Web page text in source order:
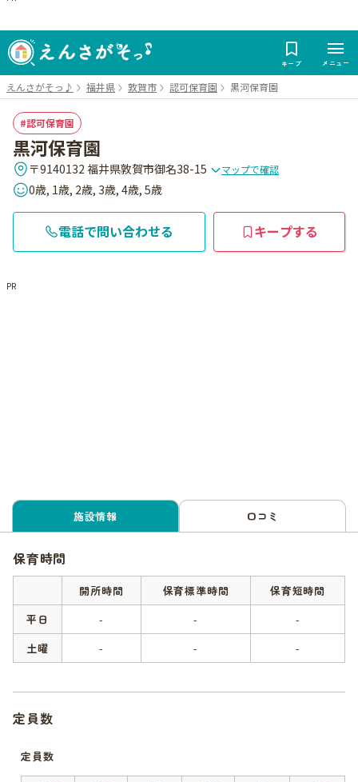
キープ メニュー
えんさがそっ♪ 福井県 敦賀市 認可保育園 黒河保育園
認可保育園
黒河保育園
〒9140132 福井県敦賀市御名38-15 マップで確認
0歳, 1歳, 2歳, 3歳, 4歳, 5歳
電話で問い合わせる キープする
PR
施設情報 口コミ
保育時間
開所時間 保育標準時間
保育短時間
平日
- -
-
土曜
- - -
定員数
定員数